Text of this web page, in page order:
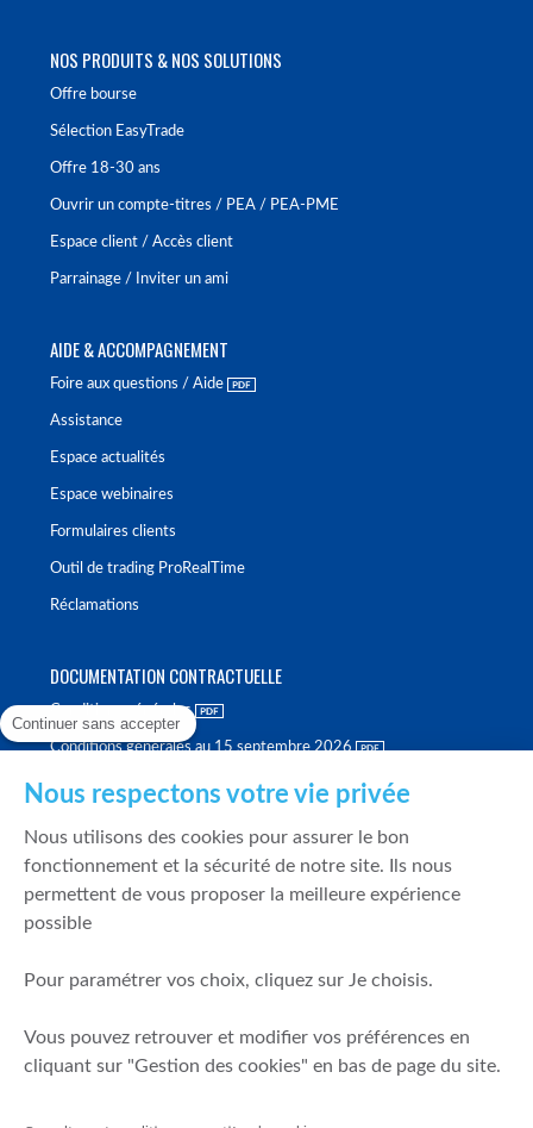
NOS PRODUITS & NOS SOLUTIONS
Offre bourse
Sélection EasyTrade
Offre 18-30 ans
Ouvrir un compte-titres / PEA / PEA-PME
Espace client / Accès client
Parrainage / Inviter un ami
AIDE & ACCOMPAGNEMENT
Foire aux questions / Aide
Assistance
Espace actualités
Espace webinaires
Formulaires clients
Outil de trading ProRealTime
Réclamations
DOCUMENTATION CONTRACTUELLE
Conditions générales
Conditions générales au 15 septembre 2026
Politique de meilleure sélection
Politique de durabilité
Fonds de garantie des dépôts et de résolution
Mentions légales
Prévention de la fraude
Continuer sans accepter
Nous respectons votre vie privée
Nous utilisons des cookies pour assurer le bon
fonctionnement et la sécurité de notre site. Ils nous
permettent de vous proposer la meilleure expérience
possible
Pour paramétrer vos choix, cliquez sur Je choisis.
Vous pouvez retrouver et modifier vos préférences en
cliquant sur "Gestion des cookies" en bas de page du site.